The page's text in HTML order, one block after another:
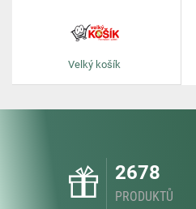
Velký košík
2678
PRODUKTŮ